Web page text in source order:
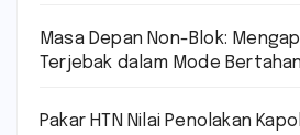
Masa Depan Non-Blok:
Terjebak dalam Mode
Pakar HTN Nilai Penolakan